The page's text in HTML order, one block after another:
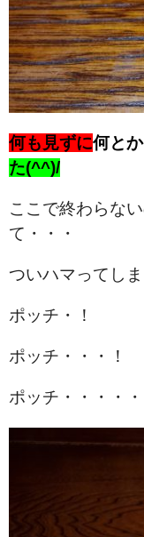
何も見ずに何とか
た(^^)/
ここで終わらな
て・・・
ついハマってしま
ポッチ・！
ポッチ・・・！
ポッチ・・・・・